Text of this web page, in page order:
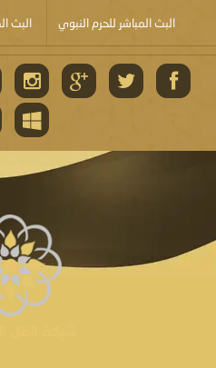
البث المباشر للحرم النبوي البث